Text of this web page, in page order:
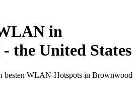
in
- the United States
besten WLAN-Hotspots in Brownwood